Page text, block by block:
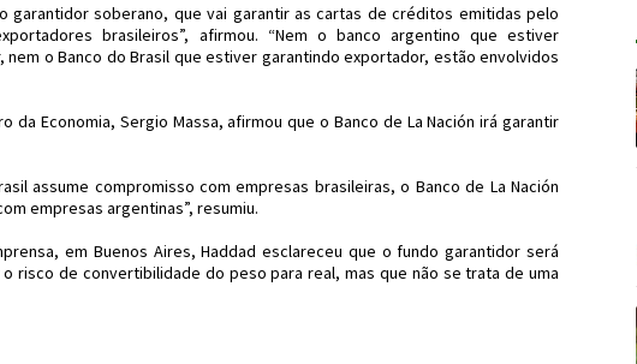
garantidor soberano, que vai garantir as cartas de créditos emitidas pelo
brasileiros”, afirmou. “Nem o banco argentino que estiver
nem o Banco do Brasil que estiver garantindo exportador, estão envolvidos
da Economia, Sergio Massa, afirmou que o Banco de La Nación irá garantir
assume compromisso com empresas brasileiras, o Banco de La Nación
empresas argentinas”, resumiu.
em Buenos Aires, Haddad esclareceu que o fundo garantidor será
risco de convertibilidade do peso para real, mas que não se trata de uma